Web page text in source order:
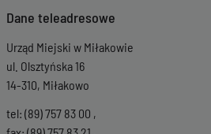
Dane teleadresowe
Urząd Miejski w Miłakowie
ul. Olsztyńska 16
14-310, Miłakowo
tel: (89) 757 83 00 ,